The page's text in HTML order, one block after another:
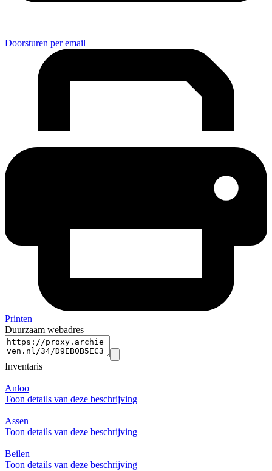
Doorsturen per email
Printen
Duurzaam webadres
Inventaris
Anloo
Toon details van deze beschrijving
Assen
Toon details van deze beschrijving
Beilen
Toon details van deze beschrijving